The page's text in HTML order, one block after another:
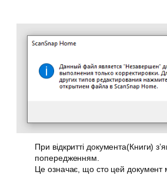
При відкритті документа(Книги)
попередженням.
Це означає, що сто цей документ